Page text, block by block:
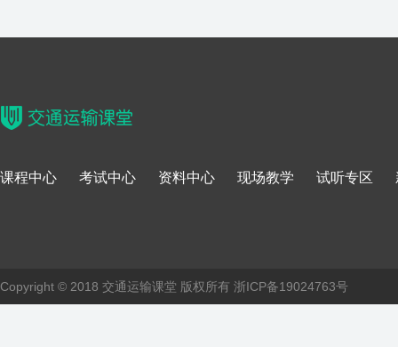
课程中心 考试中心 资料中心 现场教学 试听专区
Copyright © 2018 交通运输课堂 版权所有 浙ICP备19024763号